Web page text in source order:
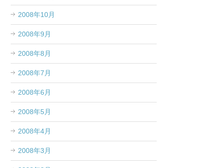
2008年10月
2008年9月
2008年8月
2008年7月
2008年6月
2008年5月
2008年4月
2008年3月